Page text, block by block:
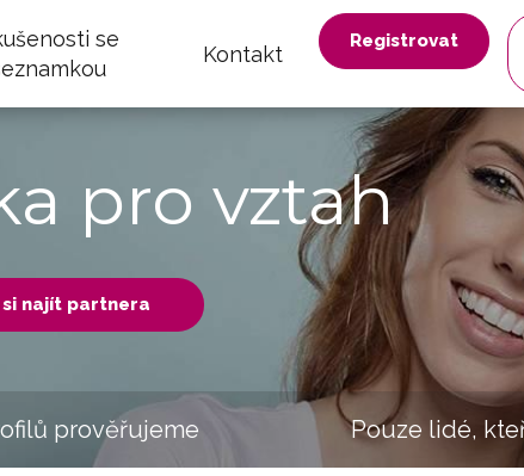
se
Kontakt
Registrovat
pro vztah
si najít partnera
prověřujeme Pouze lidé,